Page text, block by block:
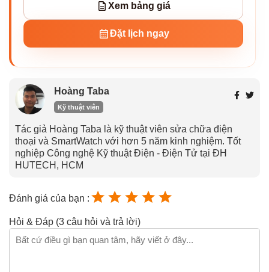
Xem bảng giá
Đặt lịch ngay
Hoàng Taba
Kỹ thuật viên
Tác giả Hoàng Taba là kỹ thuật viên sửa chữa điện
thoại và SmartWatch với hơn 5 năm kinh nghiệm. Tốt
nghiệp Công nghệ Kỹ thuật Điện - Điện Tử tại ĐH
HUTECH, HCM
Đánh giá của bạn :
Hỏi & Đáp (3 câu hỏi và trả lời)